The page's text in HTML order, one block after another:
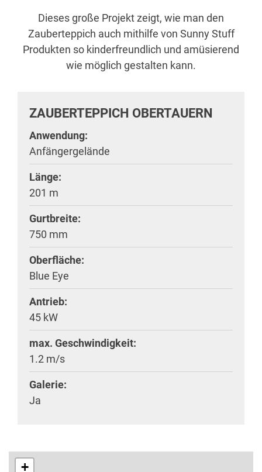
Dieses große Projekt zeigt, wie man den
Zauberteppich auch mithilfe von Sunny Stuff
Produkten so kinderfreundlich und amüsierend
wie möglich gestalten kann.
ZAUBERTEPPICH OBERTAUERN
Anwendung:
Anfängergelände
Länge:
201 m
Gurtbreite:
750 mm
Oberfläche:
Blue Eye
Antrieb:
45 kW
max. Geschwindigkeit:
1.2 m/s
Galerie:
Ja
+